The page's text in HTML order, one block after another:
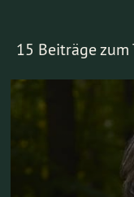
15 Beiträge zum